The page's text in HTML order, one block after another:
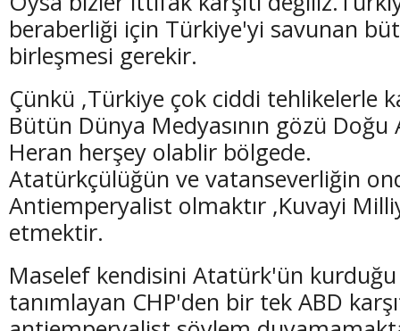
beraberliği için Türkiye'yi savunan
birleşmesi gerekir.
Çünkü ,Türkiye çok ciddi tehlikelerle
Bütün Dünya Medyasının gözü Doğu
Heran herşey olablir bölgede.
Atatürkçülüğün ve vatanseverliğin
Antiemperyalist olmaktır ,Kuvayi
etmektir.
Maselef kendisini Atatürk'ün
tanımlayan CHP'den bir tek ABD
(20 Şubat - 20 Mart) (21 Mart - 20